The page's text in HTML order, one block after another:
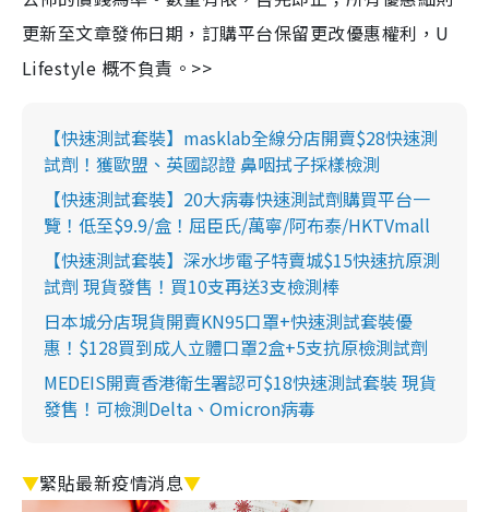
更新至文章發佈日期，訂購平台保留更改優惠權利，U
Lifestyle 概不負責。>>
【快速測試套裝】masklab全線分店開賣$28快速測
試劑！獲歐盟、英國認證 鼻咽拭子採樣檢測
【快速測試套裝】20大病毒快速測試劑購買平台一
覽！低至$9.9/盒！屈臣氏/萬寧/阿布泰/HKTVmall
【快速測試套裝】深水埗電子特賣城$15快速抗原測
試劑 現貨發售！買10支再送3支檢測棒
日本城分店現貨開賣KN95口罩+快速測試套裝優
惠！$128買到成人立體口罩2盒+5支抗原檢測試劑
MEDEIS開賣香港衛生署認可$18快速測試套裝 現貨
發售！可檢測Delta、Omicron病毒
▼緊貼最新疫情消息▼